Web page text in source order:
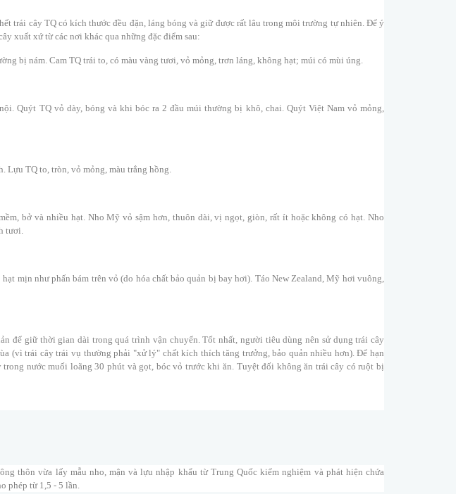
trái cây TQ có kích thước đều đặn, láng bóng và giữ được rất lâu trong môi trường tự nhiên. Để ý
xuất xứ từ các nơi khác qua những đặc điểm sau:
bị nám. Cam TQ trái to, có màu vàng tươi, vỏ mỏng, trơn láng, không hạt; múi có mùi úng.
Quýt TQ vỏ dày, bóng và khi bóc ra 2 đầu múi thường bị khô, chai. Quýt Việt Nam vỏ mỏng,
Lựu TQ to, tròn, vỏ mỏng, màu trắng hồng.
bở và nhiều hạt. Nho Mỹ vỏ sậm hơn, thuôn dài, vị ngọt, giòn, rất ít hoặc không có hạt. Nho
tươi.
mịn như phấn bám trên vỏ (do hóa chất bảo quản bị bay hơi). Táo New Zealand, Mỹ hơi vuông,
để giữ thời gian dài trong quá trình vận chuyển. Tốt nhất, người tiêu dùng nên sử dụng trái cây
(vì trái cây trái vụ thường phải "xử lý" chất kích thích tăng trưởng, bảo quản nhiều hơn). Để hạn
nước muối loãng 30 phút và gọt, bóc vỏ trước khi ăn. Tuyệt đối không ăn trái cây có ruột bị
thôn vừa lấy mẫu nho, mận và lựu nhập khẩu từ Trung Quốc kiểm nghiệm và phát hiện chứa
phép từ 1,5 - 5 lần.